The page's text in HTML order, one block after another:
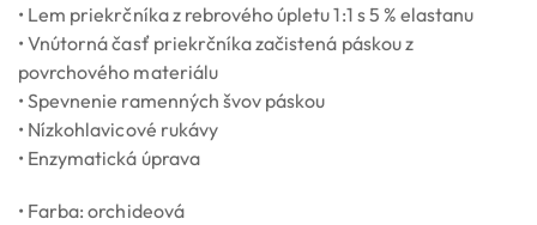
• Lem priekrčníka z rebrového úpletu 1:1 s 5 % elastanu
• Vnútorná časť priekrčníka začistená páskou z
povrchového materiálu
• Spevnenie ramenných švov páskou
• Nízkohlavicové rukávy
• Enzymatická úprava
• Farba: orchideová